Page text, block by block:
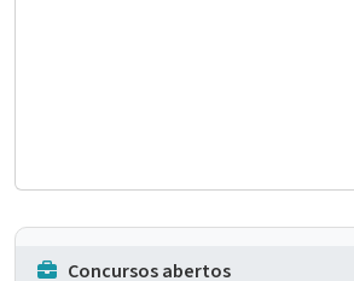
Concursos abertos